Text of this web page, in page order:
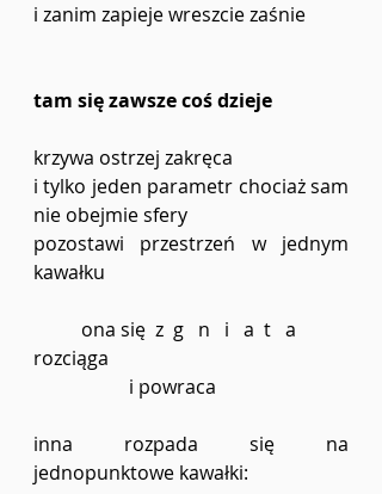
i zanim zapieje wreszcie zaśnie
tam się zawsze coś dzieje
krzywa ostrzej zakręca
i tylko jeden parametr chociaż sam
nie obejmie sfery
pozostawi przestrzeń w jednym
kawałku
	ona się  z  g   n   i   a  t   a
rozciąga
		i powraca
inna rozpada się na
jednopunktowe kawałki: